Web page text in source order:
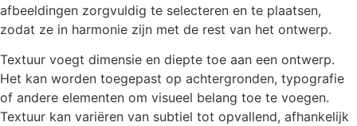
afbeeldingen zorgvuldig te selecteren en te plaatsen,
zodat ze in harmonie zijn met de rest van het ontwerp.
Textuur voegt dimensie en diepte toe aan een ontwerp.
Het kan worden toegepast op achtergronden, typografie
of andere elementen om visueel belang toe te voegen.
Textuur kan variëren van subtiel tot opvallend, afhankelijk